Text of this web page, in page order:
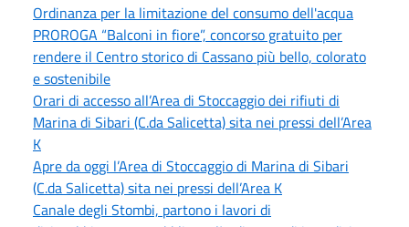
Ordinanza per la limitazione del consumo dell'acqua
PROROGA “Balconi in fiore”, concorso gratuito per
rendere il Centro storico di Cassano più bello, colorato
e sostenibile
Orari di accesso all’Area di Stoccaggio dei rifiuti di
Marina di Sibari (C.da Salicetta) sita nei pressi dell’Area
K
Apre da oggi l’Area di Stoccaggio di Marina di Sibari
(C.da Salicetta) sita nei pressi dell’Area K
Canale degli Stombi, partono i lavori di